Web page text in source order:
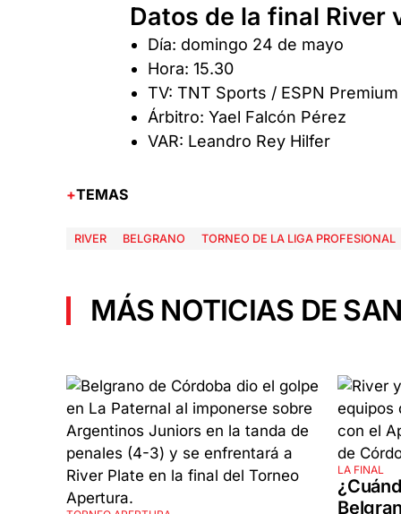
Datos de la final River
Día: domingo 24 de mayo
Hora: 15.30
TV: TNT Sports / ESPN Premium
Árbitro: Yael Falcón Pérez
VAR: Leandro Rey Hilfer
TEMAS
RIVER BELGRANO TORNEO DE LA LIGA PROFESIONAL
MÁS NOTICIAS DE
LA FINAL